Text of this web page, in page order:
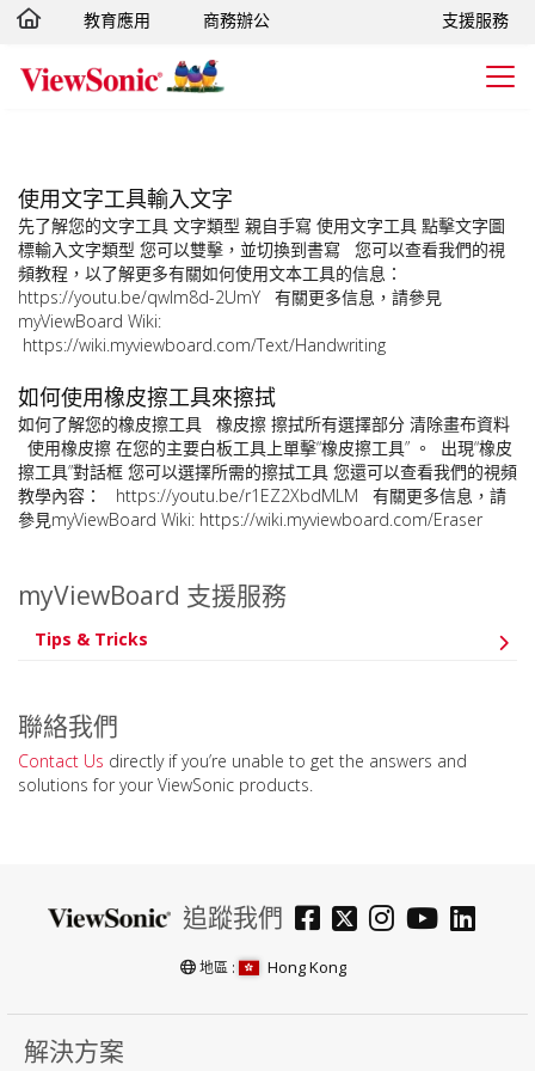
轉跳至主要內容
教育應用 商務辦公 支援服務
使用文字工具輸入文字
先了解您的文字工具 文字類型 親自手寫 使用文字工具 點擊文字圖
標輸入文字類型 您可以雙擊，並切換到書寫 您可以查看我們的視
頻教程，以了解更多有關如何使用文本工具的信息：
https://youtu.be/qwIm8d-2UmY 有關更多信息，請參見
myViewBoard Wiki:
https://wiki.myviewboard.com/Text/Handwriting
如何使用橡皮擦工具來擦拭
如何了解您的橡皮擦工具 橡皮擦 擦拭所有選擇部分 清除畫布資料
使用橡皮擦 在您的主要白板工具上單擊“橡皮擦工具” 。 出現“橡皮
擦工具”對話框 您可以選擇所需的擦拭工具 您還可以查看我們的視頻
教學內容： https://youtu.be/r1EZ2XbdMLM 有關更多信息，請
參見myViewBoard Wiki: https://wiki.myviewboard.com/Eraser
myViewBoard 支援服務
Tips & Tricks
聯絡我們
Contact Us directly if you’re unable to get the answers and
solutions for your ViewSonic products.
追蹤我們
地區 : Hong Kong
解決方案